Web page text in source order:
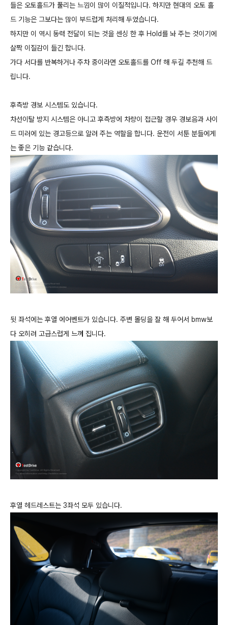
들은 오토홀드가 풀리는 느낌이 많이 이질적입니다. 하지만 현대의 오토 홀
드 기능은 그보다는 많이 부드럽게 처리해 두었습니다.
하지만 이 역시 동력 전달이 되는 것을 센싱 한 후 Hold를 놔 주는 것이기에
살짝 이질감이 들긴 합니다.
가다 서다를 반복하거나 주차 중이라면 오토홀드를 Off 해 두길 추천해 드
립니다.
후측방 경보 시스템도 있습니다.
차선이탈 방지 시스템은 아니고 후측방에 차량이 접근할 경우 경보음과 사이
드 미러에 있는 경고등으로 알려 주는 역할을 합니다. 운전이 서툰 분들에게
는 좋은 기능 같습니다.
뒷 좌석에는 후열 에어벤트가 있습니다. 주변 몰딩을 잘 해 두어서 bmw보
다 오히려 고급스럽게 느껴 집니다.
후열 헤드레스트는 3좌석 모두 있습니다.